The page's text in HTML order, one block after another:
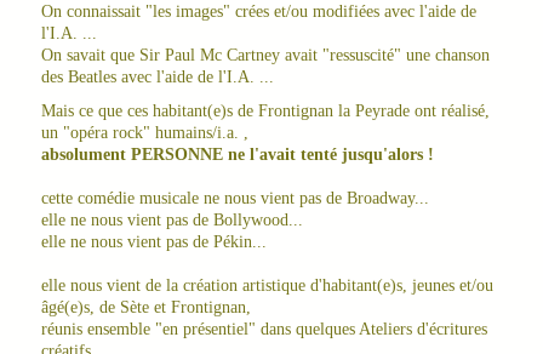
On connaissait "les images" crées et/ou modifiées avec l'aide de
l'I.A. ...
On savait que Sir Paul Mc Cartney avait "ressuscité" une chanson
des Beatles avec l'aide de l'I.A. ...
Mais ce que ces habitant(e)s de Frontignan la Peyrade ont réalisé,
un "opéra rock" humains/i.a. ,
absolument PERSONNE ne l'avait tenté jusqu'alors !
cette comédie musicale ne nous vient pas de Broadway...
elle ne nous vient pas de Bollywood...
elle ne nous vient pas de Pékin...
elle nous vient de la création artistique d'habitant(e)s, jeunes et/ou
âgé(e)s, de Sète et Frontignan,
réunis ensemble "en présentiel" dans quelques Ateliers d'écritures